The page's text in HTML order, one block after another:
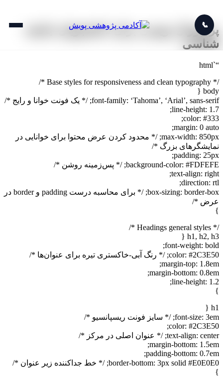
📞
پروپوزال نویسی برای دانشجویان جامعه
شناسی
“`html
/* Base styles for responsiveness and clean typography */
body {
font-family: ‘Tahoma’, ‘Arial’, sans-serif; /* یک فونت خوانا و رایج */
line-height: 1.7;
color: #333;
margin: 0 auto;
max-width: 850px; /* محدود کردن عرض محتوا برای خوانایی در
نمایشگرهای بزرگ */
padding: 25px;
background-color: #FDFEFE; /* پس‌زمینه روشن */
text-align: right;
direction: rtl;
box-sizing: border-box; /* برای محاسبه درست padding و border در
عرض */
}
/* Headings general styles */
h1, h2, h3 {
font-weight: bold;
color: #2C3E50; /* رنگ آبی-خاکستری تیره برای عنوان‌ها */
margin-top: 1.8em;
margin-bottom: 0.8em;
line-height: 1.2;
}
h1 {
font-size: 3em; /* سایز فونت ریسپانسیو */
color: #2C3E50;
text-align: center; /* عنوان اصلی در مرکز */
margin-bottom: 1.5em;
padding-bottom: 0.7em;
border-bottom: 3px solid #E0E0E0; /* خط جداکننده زیر عنوان */
}